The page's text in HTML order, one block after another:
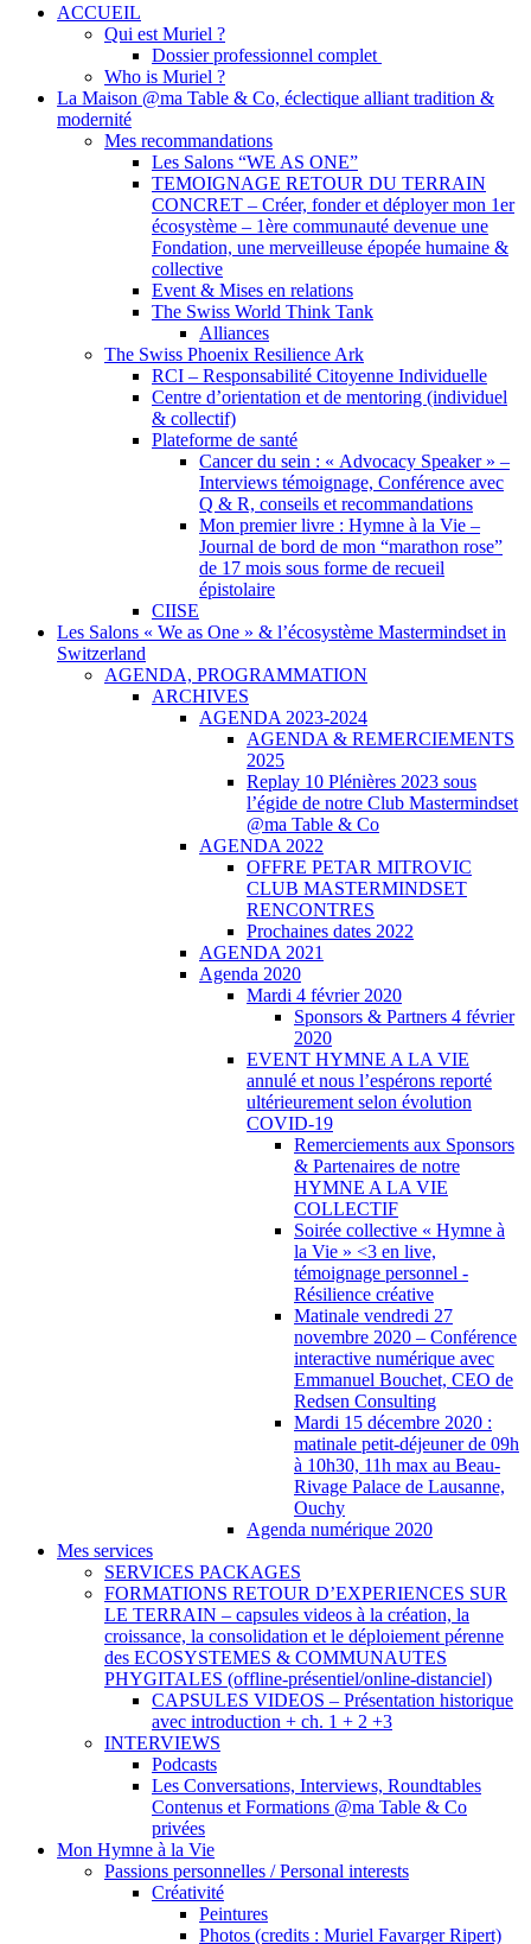
Close
ACCUEIL
Qui est Muriel ?
Dossier professionnel complet
Who is Muriel ?
La Maison @ma Table & Co, éclectique alliant tradition &
modernité
Mes recommandations
Les Salons “WE AS ONE”
TEMOIGNAGE RETOUR DU TERRAIN
CONCRET – Créer, fonder et déployer mon 1er
écosystème – 1ère communauté devenue une
Fondation, une merveilleuse épopée humaine &
collective
Event & Mises en relations
The Swiss World Think Tank
Alliances
The Swiss Phoenix Resilience Ark
RCI – Responsabilité Citoyenne Individuelle
Centre d’orientation et de mentoring (individuel
& collectif)
Plateforme de santé
Cancer du sein : « Advocacy Speaker » –
Interviews témoignage, Conférence avec
Q & R, conseils et recommandations
Mon premier livre : Hymne à la Vie –
Journal de bord de mon “marathon rose”
de 17 mois sous forme de recueil
épistolaire
CIISE
Les Salons « We as One » & l’écosystème Mastermindset in
Switzerland
AGENDA, PROGRAMMATION
ARCHIVES
AGENDA 2023-2024
AGENDA & REMERCIEMENTS
2025
Replay 10 Plénières 2023 sous
l’égide de notre Club Mastermindset
@ma Table & Co
AGENDA 2022
OFFRE PETAR MITROVIC
CLUB MASTERMINDSET
RENCONTRES
Prochaines dates 2022
AGENDA 2021
Agenda 2020
Mardi 4 février 2020
Sponsors & Partners 4 février
2020
EVENT HYMNE A LA VIE
annulé et nous l’espérons reporté
ultérieurement selon évolution
COVID-19
Remerciements aux Sponsors
& Partenaires de notre
HYMNE A LA VIE
COLLECTIF
Soirée collective « Hymne à
la Vie » <3 en live,
témoignage personnel -
Résilience créative
Matinale vendredi 27
novembre 2020 – Conférence
interactive numérique avec
Emmanuel Bouchet, CEO de
Redsen Consulting
Mardi 15 décembre 2020 :
matinale petit-déjeuner de 09h
à 10h30, 11h max au Beau-
Rivage Palace de Lausanne,
Ouchy
Agenda numérique 2020
Mes services
SERVICES PACKAGES
FORMATIONS RETOUR D’EXPERIENCES SUR
LE TERRAIN – capsules videos à la création, la
croissance, la consolidation et le déploiement pérenne
des ECOSYSTEMES & COMMUNAUTES
PHYGITALES (offline-présentiel/online-distanciel)
CAPSULES VIDEOS – Présentation historique
avec introduction + ch. 1 + 2 +3
INTERVIEWS
Podcasts
Les Conversations, Interviews, Roundtables
Contenus et Formations @ma Table & Co
privées
Mon Hymne à la Vie
Passions personnelles / Personal interests
Créativité
Peintures
Photos (credits : Muriel Favarger Ripert)